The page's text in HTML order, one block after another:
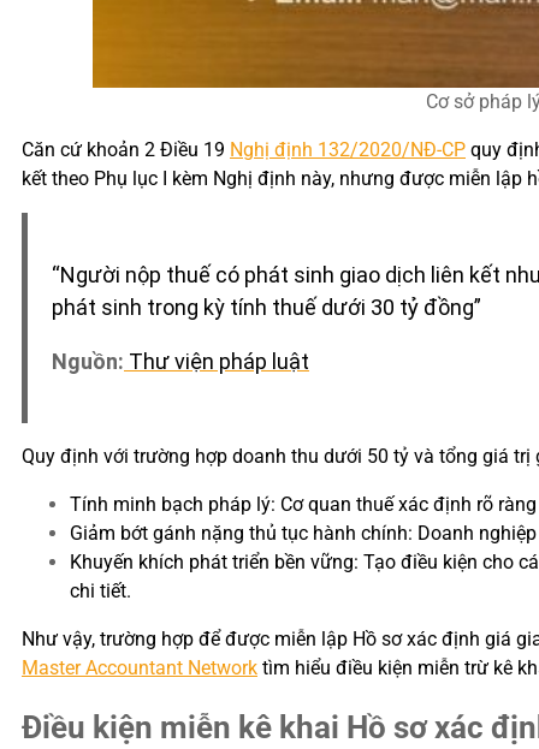
Cơ sở pháp
Căn cứ khoản 2 Điều 19 Nghị định 132/2020/NĐ-CP quy
kết theo Phụ lục I kèm Nghị định này, nhưng được miễn
“Người nộp thuế có phát sinh giao dịch liên kết
phát sinh trong kỳ tính thuế dưới 30 tỷ đồng”
Nguồn: Thư viện pháp luật
Quy định với trường hợp doanh thu dưới 50 tỷ và tổng giá
Tính minh bạch pháp lý: Cơ quan thuế xác định rõ
Giảm bớt gánh nặng thủ tục hành chính: Doanh
Khuyến khích phát triển bền vững: Tạo điều kiện cho
chi tiết.
Như vậy, trường hợp để được miễn lập Hồ sơ xác định giá
Master Accountant Network tìm hiểu điều kiện miễn trừ kê
Điều kiện miễn kê khai Hồ sơ xác